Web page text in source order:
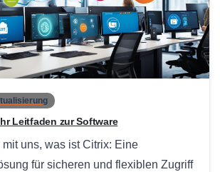
0
Leitfaden zur Software
uns, was ist Citrix: Eine
für sicheren und flexiblen Zugriff